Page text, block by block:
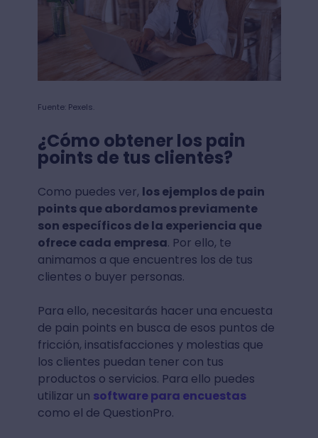
Fuente: Pexels.
¿Cómo obtener los pain
points de tus clientes?
Como puedes ver, los ejemplos de pain
points que abordamos previamente
son específicos de la experiencia que
ofrece cada empresa. Por ello, te
animamos a que encuentres los de tus
clientes o buyer personas.
Para ello, necesitarás hacer una encuesta
de pain points en busca de esos puntos de
fricción, insatisfacciones y molestias que
los clientes puedan tener con tus
productos o servicios. Para ello puedes
utilizar un software para encuestas
como el de QuestionPro.